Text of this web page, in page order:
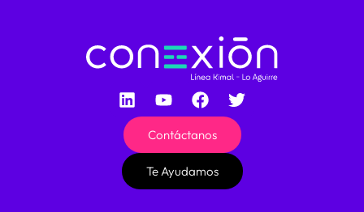
Contáctanos
Te Ayudamos